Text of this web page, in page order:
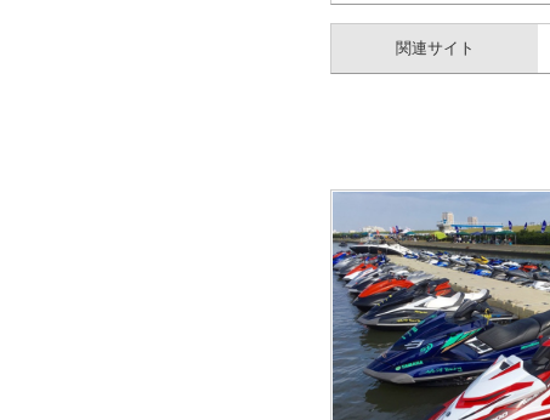
関連サイト